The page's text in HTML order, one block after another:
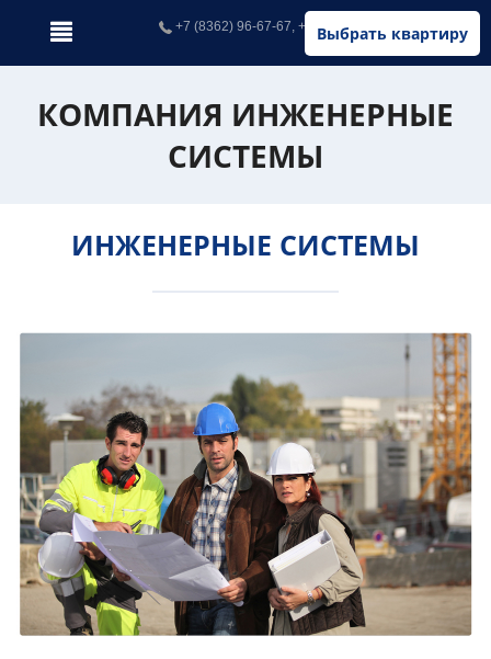
Выбрать квартиру
+7 (8362) 96-67-67, +7 (902) 326-67-67
КОМПАНИЯ ИНЖЕНЕРНЫЕ
СИСТЕМЫ
ИНЖЕНЕРНЫЕ СИСТЕМЫ